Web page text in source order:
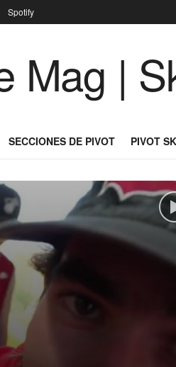
Spotify
SECCIONES DE PIVOT PIVOT